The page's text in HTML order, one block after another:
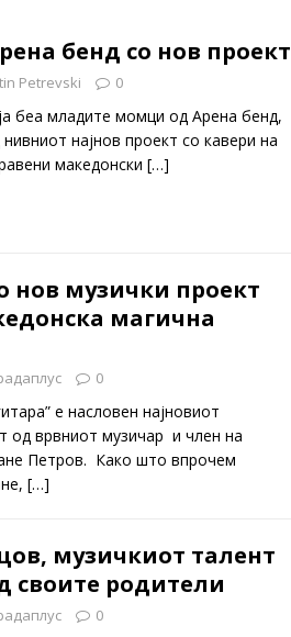
бенд со нов проект
Petrevski 0
беа младите момци од Арена бенд,
најнов проект со кавери на
македонски […]
нов музички проект
магична
0
е насловен најновиот
од врвниот музичар и член на
Петров. Како што впрочем
[…]
музичкиот талент
своите родители
0